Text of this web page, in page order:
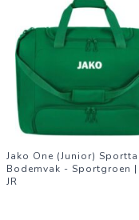
Jako One (Junior)
Bodemvak - Sportgroen |
JR